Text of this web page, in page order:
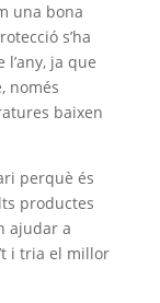
una bona
s’ha
ja que
només
baixen
perquè és
productes
ajudar a
i tria el millor